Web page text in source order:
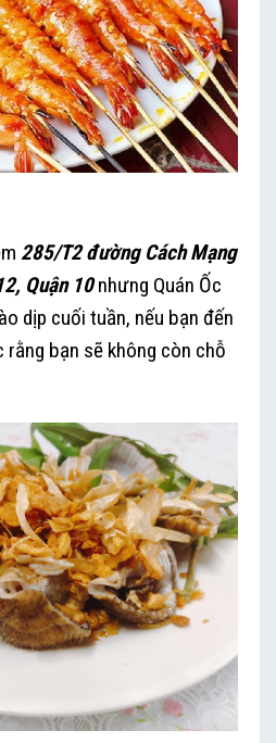
285/T2 đường Cách Mạng
Quận 10nhưng Quán Ốc
dịp cuối tuần, nếu bạn đến
bạn sẽ không còn chỗ